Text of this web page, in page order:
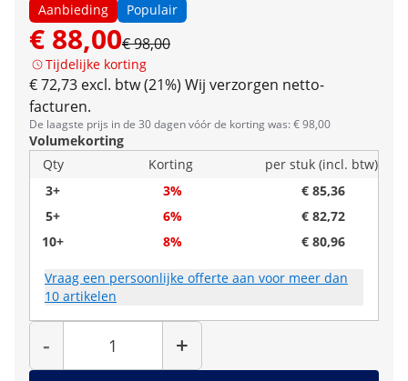
Aanbieding Populair
€ 88,00€ 98,00
Tijdelijke korting
€ 72,73 excl. btw (21%) Wij verzorgen netto-
facturen.
De laagste prijs in de 30 dagen vóór de korting was: € 98,00
Volumekorting
Qty
Korting
per stuk (incl. btw)
3+
3%
€ 85,36
5+
6%
€ 82,72
10+
8% € 80,96
Vraag een persoonlijke offerte aan voor meer dan
10 artikelen
-
Hoeveelheid
+